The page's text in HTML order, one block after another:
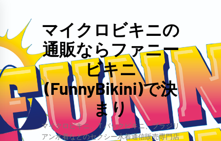
テ
ン
ツ
へ
ッ
プ
マイクロビキニの
通販ならファニー
ビキニ
(FunnyBikini)で決
まり
マイクロビキニ、Ｔバックビキニ、ブラジリ
アン水着などのセクシー水着通信販売専門店